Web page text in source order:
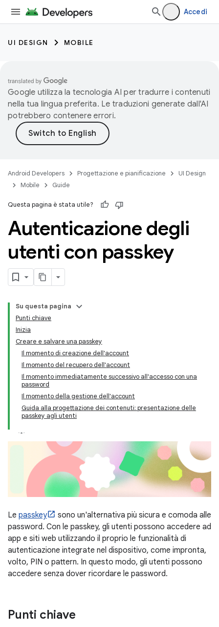
Accedi
UI DESIGN MOBILE
Google utilizza la tecnologia AI per tradurre i contenuti
nella tua lingua preferita. Le traduzioni generate dall'AI
potrebbero contenere errori.
Android Developers Progettazione e pianificazione
UI Design
Mobile
Guide
Questa pagina è stata utile?
Autenticazione degli
utenti con passkey
Su questa pagina
Punti chiave
Inizia
Creare e salvare una passkey
Il momento di creazione dell'account
Il momento del recupero dell'account
Il momento immediatamente successivo all'accesso con una
password
Il momento della gestione dell'account
Guida alla progettazione dei contenuti: presentazione delle
passkey agli utenti
Le passkey
sono un'alternativa più sicura e comoda alle
password. Con le passkey, gli utenti possono accedere ad
app e siti web utilizzando il proprio le funzionalità di
autenticazione integrate nel dispositivo, come impronta,
volto, PIN o pattern. In questo modo, gli utenti possono
accedere senza dover ricordare le password.
Punti chiave